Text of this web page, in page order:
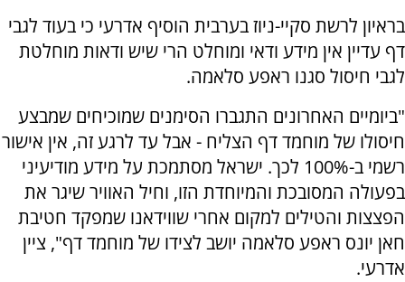
בראיון לרשת סקיי-ניוז בערבית הוסיף אדרעי כי בעוד לגבי
דף עדיין אין מידע ודאי ומוחלט הרי שיש ודאות מוחלטת
לגבי חיסול סגנו ראפע סלאמה.
"ביומיים האחרונים התגברו הסימנים שמוכיחים שמבצע
חיסולו של מוחמד דף הצליח - אבל עד לרגע זה, אין אישור
רשמי ב-100% לכך. ישראל מסתמכת על מידע מודיעיני
בפעולה המסובכת והמיוחדת הזו, וחיל האוויר שיגר את
הפצצות והטילים למקום אחרי שווידאנו שמפקד חטיבת
חאן יונס ראפע סלאמה יושב לצידו של מוחמד דף", ציין
אדרעי.